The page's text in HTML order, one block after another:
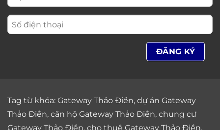
Tag từ khóa: Gateway Thảo Điền, dự án Gateway
Thảo Điền, căn hộ Gateway Thảo Điền, chung cư
Gateway Thảo Điền, cho thuê Gateway Thảo Điền,